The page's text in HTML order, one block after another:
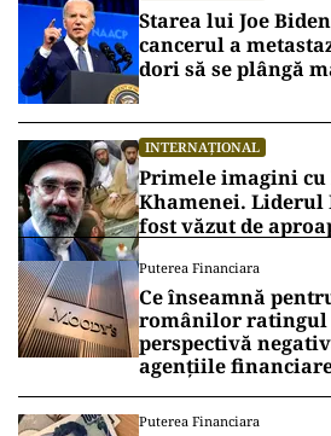
Starea lui Joe
cancerul a
dori să se plângă
INTERNAȚIONAL
Primele imagini cu
Khamenei.
fost văzut de
Puterea Financiara
Ce înseamnă
românilor ratingul
perspectivă
agențiile
Puterea Financiara